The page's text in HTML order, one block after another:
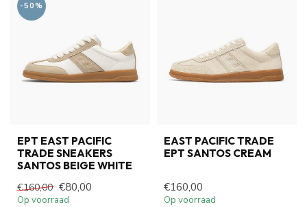
-50%
EPT EAST PACIFIC
TRADE SNEAKERS
SANTOS BEIGE WHITE
€160,00 €80,00
Op voorraad
EAST PACIFIC TRADE
EPT SANTOS CREAM
€160,00
Op voorraad